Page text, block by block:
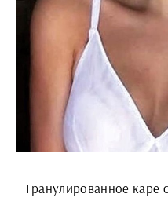
Гранулированное каре